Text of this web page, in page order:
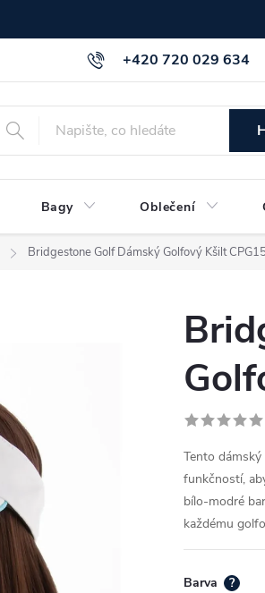
+420 720 029 634
GDPR info a směrnice Kontakt
Bagy Oblečení
Bridgestone Golf Dámský Golfový Kšilt
Tento
funkčností,
bílo-modré
každému
Barva ?